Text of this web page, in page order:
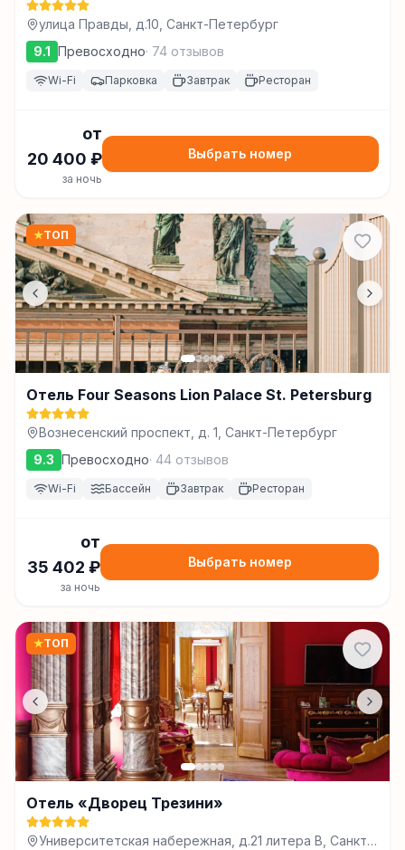
улица Правды, д.10, Санкт-Петербург
9.1 Превосходно· 74 отзывов
Wi-Fi Парковка Завтрак Ресторан
от
20 400 ₽
за ночь
Выбрать номер
★ТОП
Отель Four Seasons Lion Palace St. Petersburg
Вознесенский проспект, д. 1, Санкт-Петербург
9.3 Превосходно· 44 отзывов
Wi-Fi Бассейн Завтрак Ресторан
от
35 402 ₽
за ночь
Выбрать номер
★ТОП
Отель «Дворец Трезини»
Университетская набережная, д.21 литера В, Санкт-